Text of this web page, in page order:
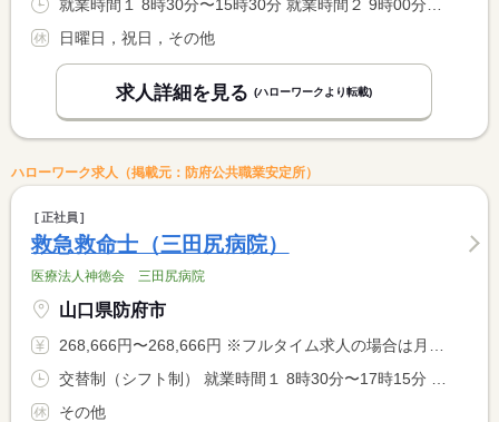
日曜日，祝日，その他
求人詳細を見る (ハローワークより転載)
ハローワーク求人（掲載元：防府公共職業安定所）
正社員
救急救命士（三田尻病院）
医療法人神徳会 三田尻病院
山口県防府市
268,666円〜268,666円 ※フルタイム求人の場合は月額（換算額）、パート求人の場合は時間額を表示しています。
その他